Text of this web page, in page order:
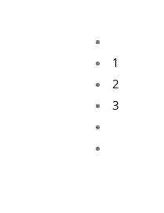
1
2
3